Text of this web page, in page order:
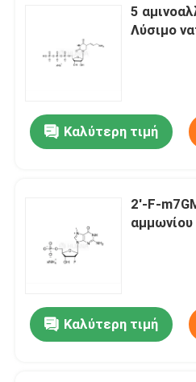
5
Λύσιμο
Καλύτερη τιμή
2'-F-
αμμωνίου
Καλύτερη τιμή